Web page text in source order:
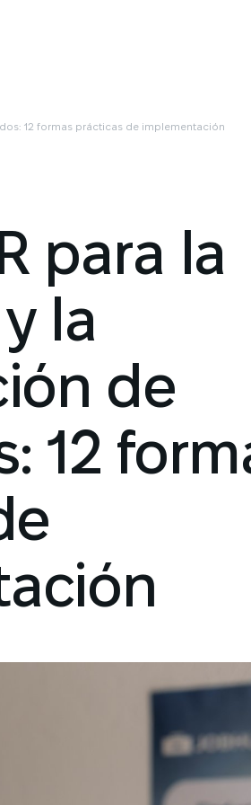
12 formas prácticas de implementación
para la
la
de
12